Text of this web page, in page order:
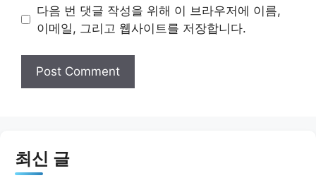
다음 번 댓글 작성을 위해 이 브라우저에 이름,
이메일, 그리고 웹사이트를 저장합니다.
최신 글